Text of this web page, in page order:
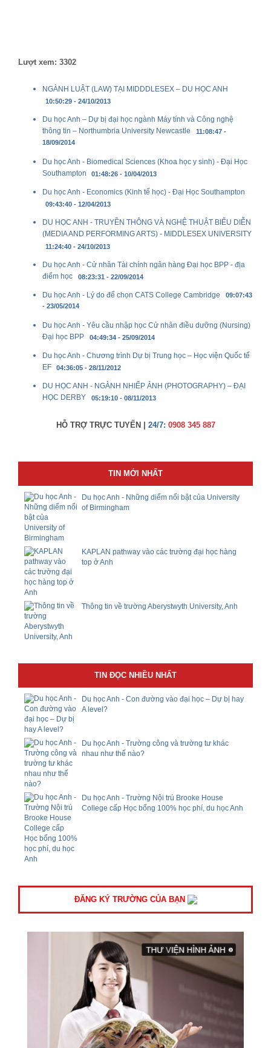
Lượt xem: 3302
NGÀNH LUẬT (LAW) TẠI MIDDDLESEX – DU HỌC ANH
10:50:29 - 24/10/2013
Du học Anh – Dự bị đại học ngành Máy tính và Công nghệ
thông tin – Northumbria University Newcastle 11:08:47 -
18/09/2014
Du học Anh - Biomedical Sciences (Khoa học y sinh) - Đại Học
Southampton 01:48:26 - 10/04/2013
Du học Anh - Economics (Kinh tế học) - Đại Học Southampton
09:43:40 - 12/04/2013
DU HỌC ANH - TRUYỀN THÔNG VÀ NGHỆ THUẬT BIỂU DIỄN
(MEDIA AND PERFORMING ARTS) - MIDDLESEX UNIVERSITY
11:24:40 - 24/10/2013
Du học Anh - Cử nhân Tài chính ngân hàng Đại học BPP - địa
điểm học 08:23:31 - 22/09/2014
Du học Anh - Lý do để chọn CATS College Cambridge 09:07:43
- 23/05/2014
Du học Anh - Yêu cầu nhập học Cử nhân điều dưỡng (Nursing)
Đại học BPP 04:49:34 - 25/09/2014
Du học Anh - Chương trình Dự bị Trung học – Học viện Quốc tế
EF 04:36:05 - 28/11/2012
DU HỌC ANH - NGÀNH NHIẾP ẢNH (PHOTOGRAPHY) – ĐẠI
HỌC DERBY 05:19:10 - 08/11/2013
HỖ TRỢ TRỰC TUYẾN | 24/7: 0908 345 887
TIN MỚI NHẤT
Du học Anh - Những diểm nổi bật của University
of Birmingham
KAPLAN pathway vào các trường đại học hàng
top ở Anh
Thông tin về trường Aberystwyth University, Anh
TIN ĐỌC NHIỀU NHẤT
Du học Anh - Con đường vào đại học – Dự bị hay
A level?
Du học Anh - Trường công và trường tư khác
nhau như thế nào?
Du học Anh - Trường Nội trú Brooke House
College cấp Học bổng 100% học phí, du học Anh
ĐĂNG KÝ TRƯỜNG CỦA BẠN